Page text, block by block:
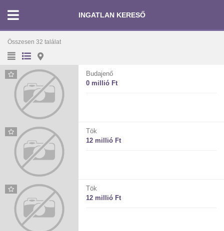
INGATLAN KERESŐ
Összesen 32 találat
Budajenő
0 millió Ft
Tök
12 millió Ft
Tök
12 millió Ft